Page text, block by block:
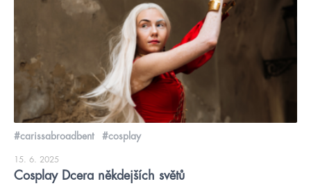
#carissabroadbent #cosplay
15. 6. 2025
Cosplay Dcera někdejších světů